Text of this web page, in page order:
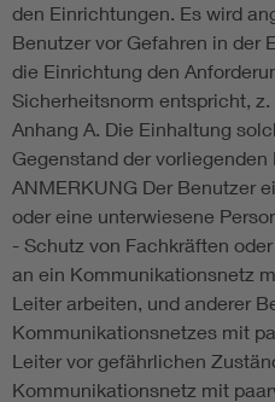
den Einrichtungen. Es wird
Benutzer vor Gefahren in der
die Einrichtung den
Sicherheitsnorm entspricht,
Anhang A. Die Einhaltung
Gegenstand der vorliegenden
ANMERKUNG Der Benutzer
oder eine unterwiesene
- Schutz von Fachkräften
an ein Kommunikationsnetz
Leiter arbeiten, und anderer
Kommunikationsnetzes mit
Leiter vor gefährlichen
Kommunikationsnetz mit